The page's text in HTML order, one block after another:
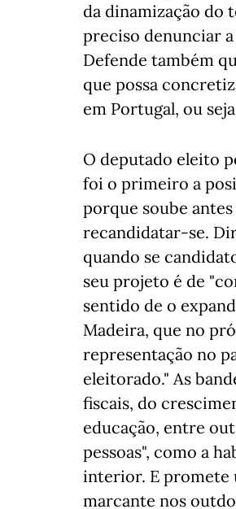
da dinamização do
preciso denunciar
Defende também
que possa
em Portugal, ou
O deputado eleito
foi o primeiro a
porque soube
recandidatar-se.
quando se
seu projeto é de
sentido de o
Madeira, que no
representação no
eleitorado." As
fiscais, do
educação, entre
pessoas", como a
interior. E promete
marcante nos